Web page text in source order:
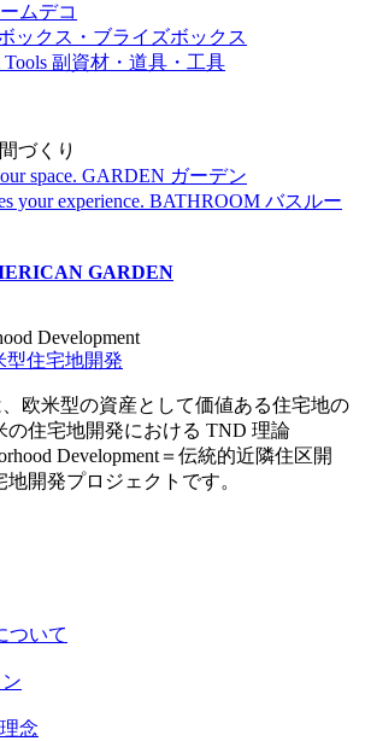
ムデコ
ックス・ブライズボックス
Tools 副資材・道具・工具
づくり
space. GARDEN ガーデン
your experience. BATHROOM バスルー
GARDEN
Development
型住宅地開発
欧米型の資産として価値ある住宅地の
の住宅地開発における TND 理論
Development＝伝統的近隣住区開
開発プロジェクトです。
ついて
念